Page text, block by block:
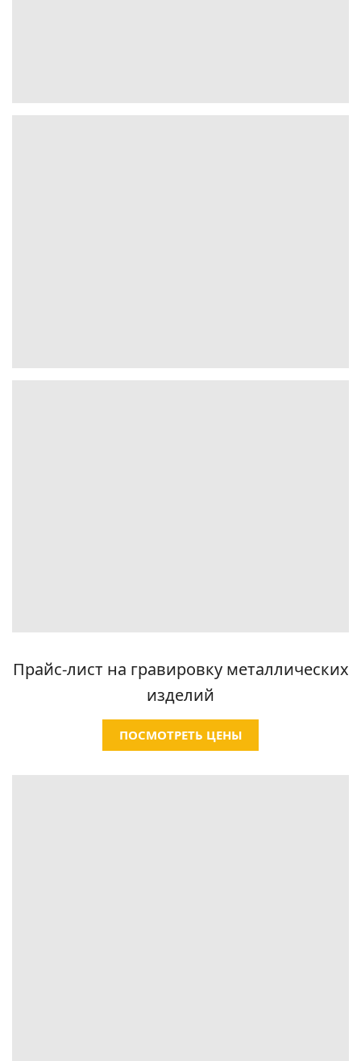
Прайс-лист на гравировку металлических
изделий
ПОСМОТРЕТЬ ЦЕНЫ